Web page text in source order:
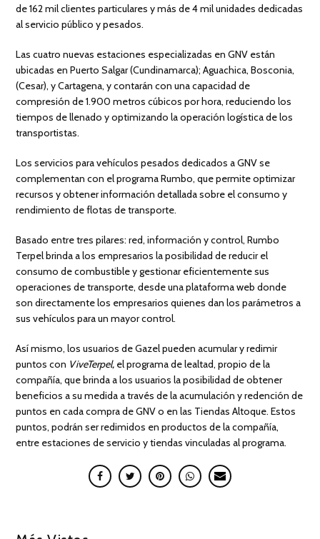
de 162 mil clientes particulares y más de 4 mil unidades dedicadas
al servicio público y pesados.
Las cuatro nuevas estaciones especializadas en GNV están
ubicadas en Puerto Salgar (Cundinamarca); Aguachica, Bosconia,
(Cesar), y Cartagena, y contarán con una capacidad de
compresión de 1.900 metros cúbicos por hora, reduciendo los
tiempos de llenado y optimizando la operación logística de los
transportistas.
Los servicios para vehículos pesados dedicados a GNV se
complementan con el programa Rumbo, que permite optimizar
recursos y obtener información detallada sobre el consumo y
rendimiento de flotas de transporte.
Basado entre tres pilares: red, información y control, Rumbo
Terpel brinda a los empresarios la posibilidad de reducir el
consumo de combustible y gestionar eficientemente sus
operaciones de transporte, desde una plataforma web donde
son directamente los empresarios quienes dan los parámetros a
sus vehículos para un mayor control.
Así mismo, los usuarios de Gazel pueden acumular y redimir
puntos con ViveTerpel, el programa de lealtad, propio de la
compañía, que brinda a los usuarios la posibilidad de obtener
beneficios a su medida a través de la acumulación y redención de
puntos en cada compra de GNV o en las Tiendas Altoque. Estos
puntos, podrán ser redimidos en productos de la compañía,
entre estaciones de servicio y tiendas vinculadas al programa.